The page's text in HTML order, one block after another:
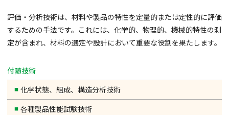
評価・分析技術は、材料や製品の特性を定量的または定性的に評価
するための手法です。これには、化学的、物理的、機械的特性の測
定が含まれ、材料の選定や設計において重要な役割を果たします。
付随技術
化学状態、組成、構造分析技術
各種製品性能試験技術